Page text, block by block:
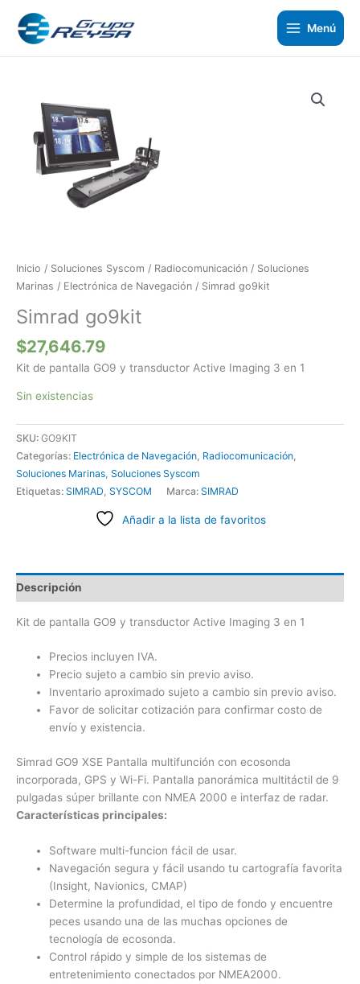
contenido
Menú
Inicio / Soluciones Syscom / Radiocomunicación / Soluciones
Marinas / Electrónica de Navegación / Simrad go9kit
Simrad go9kit
$27,646.79
Kit de pantalla GO9 y transductor Active Imaging 3 en 1
Sin existencias
SKU: GO9KIT
Categorías: Electrónica de Navegación, Radiocomunicación,
Soluciones Marinas, Soluciones Syscom
Etiquetas: SIMRAD, SYSCOM Marca: SIMRAD
Añadir a la lista de favoritos
Descripción
Kit de pantalla GO9 y transductor Active Imaging 3 en 1
Precios incluyen IVA.
Precio sujeto a cambio sin previo aviso.
Inventario aproximado sujeto a cambio sin previo aviso.
Favor de solicitar cotización para confirmar costo de
envío y existencia.
Simrad GO9 XSE Pantalla multifunción con ecosonda
incorporada, GPS y Wi-Fi. Pantalla panorámica multitáctil de 9
pulgadas súper brillante con NMEA 2000 e interfaz de radar.
Características principales:
Software multi-funcion fácil de usar.
Navegación segura y fácil usando tu cartografía favorita
(Insight, Navionics, CMAP)
Determine la profundidad, el tipo de fondo y encuentre
peces usando una de las muchas opciones de
tecnología de ecosonda.
Control rápido y simple de los sistemas de
entretenimiento conectados por NMEA2000.